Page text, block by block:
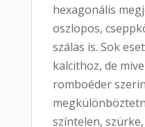
hexagonális
oszlopos,
szálas is. Sok
kalcithoz, de
romboéder
színtelen,